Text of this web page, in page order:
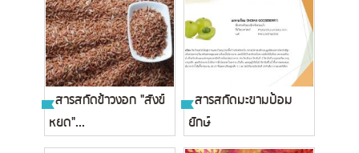
สารสกัดข้าวงอก "สังข์
หยด"...
สารสกัดมะขามป้อม
ยักษ์